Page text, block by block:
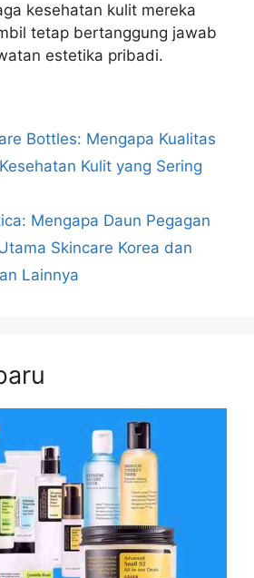
kesehatan kulit mereka
tetap bertanggung jawab
estetika pribadi.
Bottles: Mengapa Kualitas
Kulit yang Sering
Mengapa Daun Pegagan
Skincare Korea dan
Lainnya